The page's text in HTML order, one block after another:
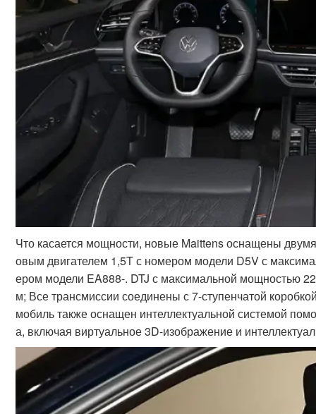
Что касается мощности, новые Maittens оснащены
овым двигателем 1,5T с номером модели D5V с
ером модели EA888-. DTJ с максимальной мощностью
м; Все трансмиссии соединены с 7-ступенчатой
мобиль также оснащен интеллектуальной системой
а, включая виртуальное 3D-изображение и